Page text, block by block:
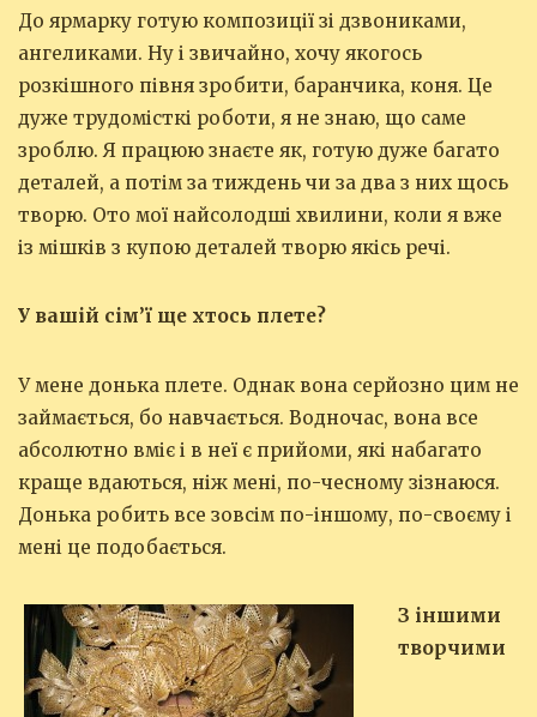
До ярмарку готую композиції зі дзвониками,
ангеликами. Ну і звичайно, хочу якогось
розкішного півня зробити, баранчика, коня. Це
дуже трудомісткі роботи, я не знаю, що саме
зроблю. Я працюю знаєте як, готую дуже багато
деталей, а потім за тиждень чи за два з них щось
творю. Ото мої найсолодші хвилини, коли я вже
із мішків з купою деталей творю якісь речі.
У вашій сім’ї ще хтось плете?
У мене донька плете. Однак вона серйозно цим не
займається, бо навчається. Водночас, вона все
абсолютно вміє і в неї є прийоми, які набагато
краще вдаються, ніж мені, по-чесному зізнаюся.
Донька робить все зовсім по-іншому, по-своєму і
мені це подобається.
З іншими
творчими